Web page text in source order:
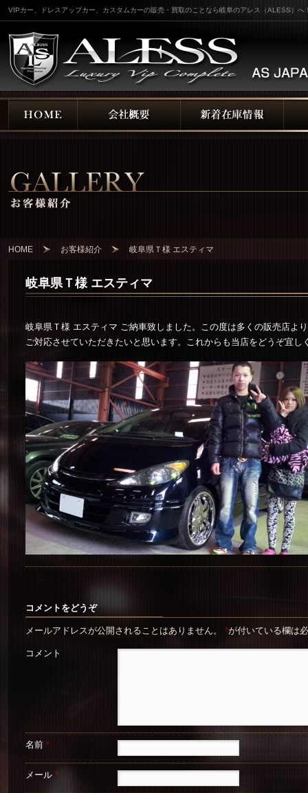
VIPカー、ドレスアップカー、カスタムカーの販売・買取のことなら岐阜のアレス（ALESS）へ
HOME お客様紹介 岐阜県Ｔ様 エスティマ
岐阜県Ｔ様 エスティマ
岐阜県Ｔ様 エスティマ ご納車致しました。この度は多くの販売店よ
ご対応させていただきたいと思います。これからも当店をどうぞ宜
コメントをどうぞ
メールアドレスが公開されることはありません。 *が付いている欄は
コメント
名前 *
メール *